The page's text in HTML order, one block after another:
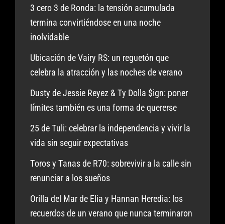
3 cero 3 de Ronda: la tensión acumulada
termina convirtiéndose en una noche
inolvidable
Ubicación de Vairy RS: un reguetón que
celebra la atracción y las noches de verano
Dusty de Jessie Reyez & Ty Dolla $ign: poner
límites también es una forma de quererse
25 de Tuli: celebrar la independencia y vivir la
vida sin seguir expectativas
Toros y Tanas de R70: sobrevivir a la calle sin
renunciar a los sueños
Orilla del Mar de Elia y Hannan Heredia: los
recuerdos de un verano que nunca terminaron